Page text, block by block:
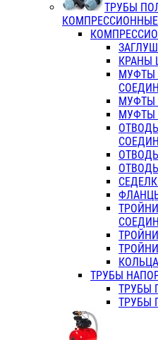
ТРУБЫ
КРАНЫ
МУФТЫ
МУФТЫ
МУФТЫ
ТРУБЫ
ТРУБЫ
ТРУБЫ